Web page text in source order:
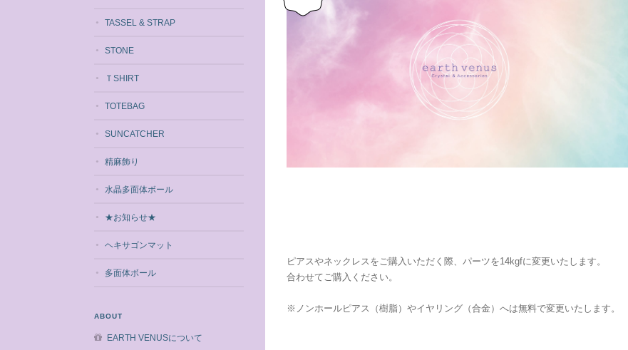
ピアスやネックレスをご購入いただく際、パーツを14kgfに変更いたします。
合わせてご購入ください。
※ノンホールピアス（樹脂）やイヤリング（合金）へは無料で変更いたします。
TASSEL & STRAP
STONE
ＴSHIRT
TOTEBAG
SUNCATCHER
精麻飾り
水晶多面体ボール
★お知らせ★
ヘキサゴンマット
多面体ボール
ABOUT
EARTH VENUSについて